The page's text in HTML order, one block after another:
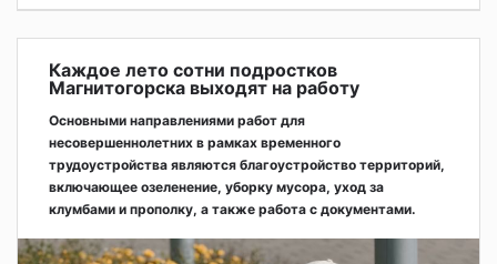
Каждое лето сотни подростков
Магнитогорска выходят на работу
Основными направлениями работ для
несовершеннолетних в рамках временного
трудоустройства являются благоустройство территорий,
включающее озеленение, уборку мусора, уход за
клумбами и прополку, а также работа с документами.